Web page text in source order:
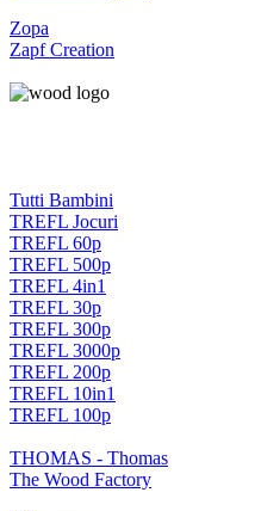
Zopa
Zapf Creation
Tutti Bambini
TREFL Jocuri
TREFL 60p
TREFL 500p
TREFL 4in1
TREFL 30p
TREFL 300p
TREFL 3000p
TREFL 200p
TREFL 10in1
TREFL 100p
THOMAS - Thomas
The Wood Factory